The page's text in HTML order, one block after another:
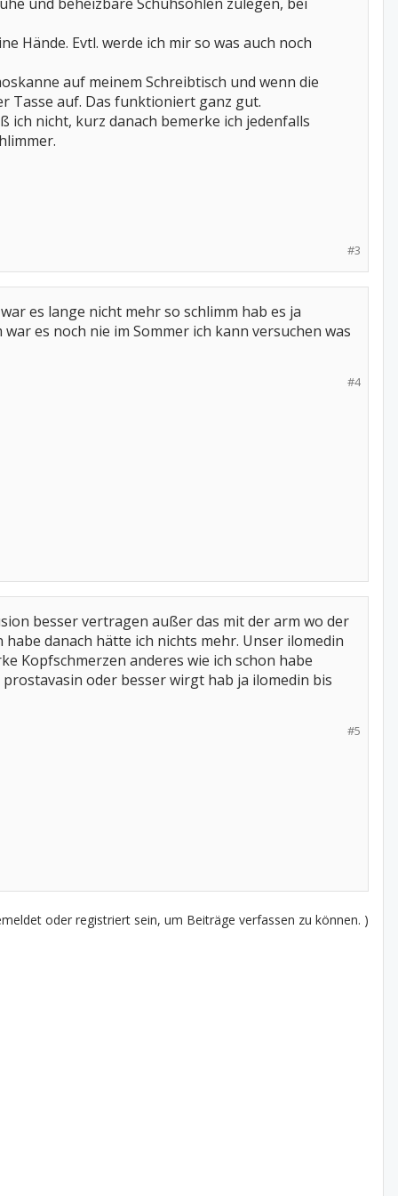
Hände. Evtl. werde ich mir so was auch noch
auf meinem Schreibtisch und wenn die
Tasse auf. Das funktioniert ganz gut.
nicht, kurz danach bemerke ich jedenfalls
#3
es lange nicht mehr so schlimm hab es ja
es noch nie im Sommer ich kann versuchen was
#4
besser vertragen außer das mit der arm wo der
danach hätte ich nichts mehr. Unser ilomedin
Kopfschmerzen anderes wie ich schon habe
oder besser wirgt hab ja ilomedin bis
#5
oder registriert sein, um Beiträge verfassen zu können. )